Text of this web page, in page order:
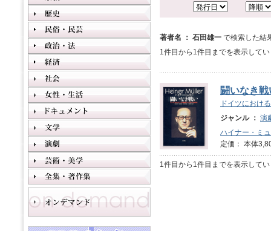
著者名 ： 石田雄一 で検索した結
1件目から1件目までを表示して
闘いなき戦
ドイツにおけ
ジャンル ： 演
ハイナー・ミ
定価： 本体
1件目から1件目までを表示して